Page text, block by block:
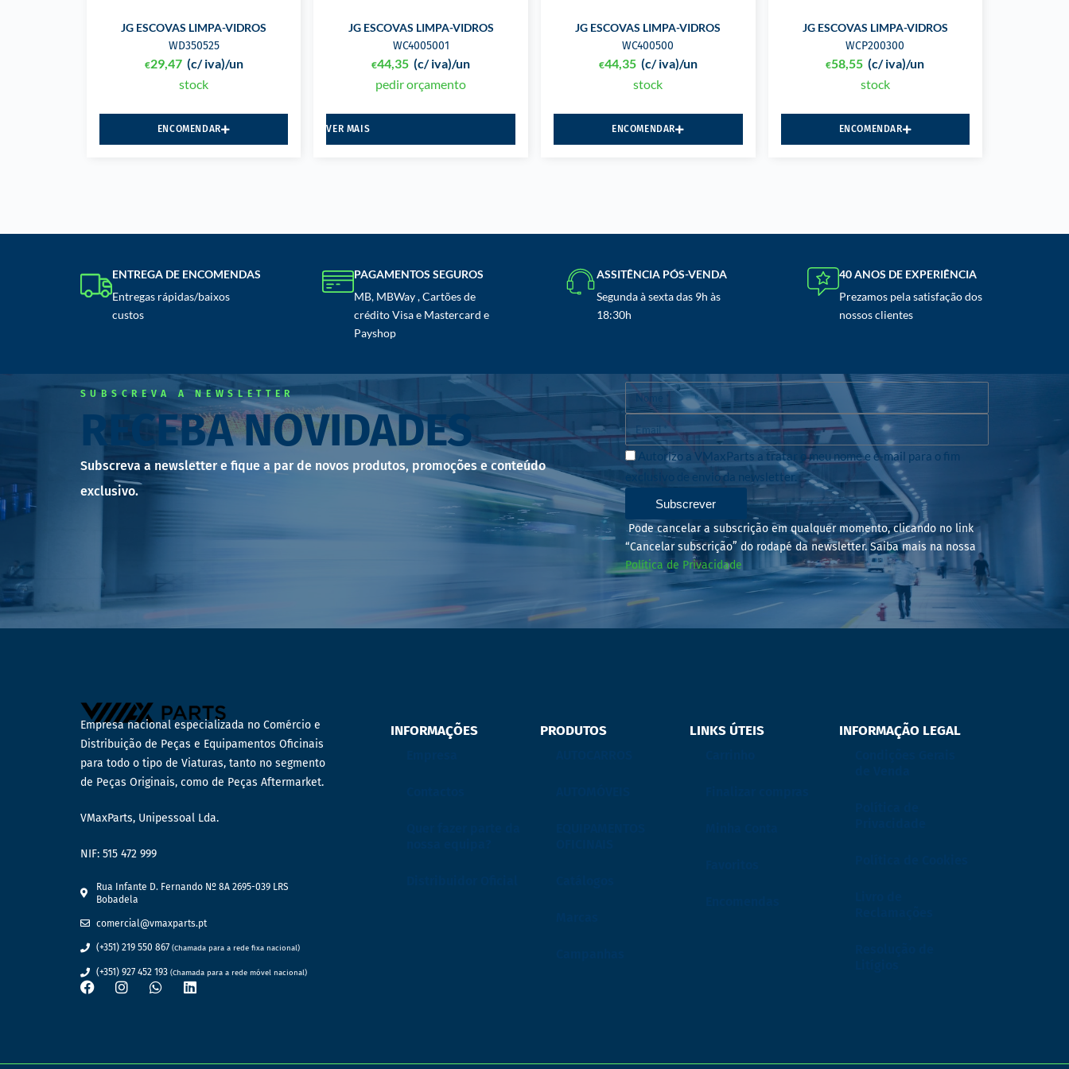
JG ESCOVAS LIMPA-VIDROS
WD350525
€29,47 (c/ iva)/un
stock
ENCOMENDAR
JG ESCOVAS LIMPA-VIDROS
WC4005001
€44,35 (c/ iva)/un
pedir orçamento
VER MAIS
JG ESCOVAS LIMPA-VIDROS
WC400500
€44,35 (c/ iva)/un
stock
ENCOMENDAR
JG ESCOVAS LIMPA-VIDROS
WCP200300
€58,55 (c/ iva)/un
stock
ENCOMENDAR
ENTREGA DE ENCOMENDAS
Entregas rápidas/baixos
custos
PAGAMENTOS SEGUROS
MB, MBWay , Cartões de
crédito Visa e Mastercard e
Payshop
ASSITÊNCIA PÓS-VENDA
Segunda à sexta das 9h às
18:30h
40 ANOS DE EXPERIÊNCIA
Prezamos pela satisfação dos
nossos clientes
SUBSCREVA A NEWSLETTER
RECEBA NOVIDADES
Subscreva a newsletter e fique a par de novos produtos, promoções e conteúdo
exclusivo.
Autorizo a VMaxParts a tratar o meu nome e e-mail para o fim
exclusivo de envio da newsletter.
Subscrever
Pode cancelar a subscrição em qualquer momento, clicando no link
“Cancelar subscrição” do rodapé da newsletter. Saiba mais na nossa
Política de Privacidade
Empresa nacional especializada no Comércio e
Distribuição de Peças e Equipamentos Oficinais
para todo o tipo de Viaturas, tanto no segmento
de Peças Originais, como de Peças Aftermarket.
VMaxParts, Unipessoal Lda.
NIF: 515 472 999
Rua Infante D. Fernando Nº 8A 2695-039 LRS
Bobadela
comercial@vmaxparts.pt
(+351) 219 550 867 (Chamada para a rede fixa nacional)
(+351) 927 452 193 (Chamada para a rede móvel nacional)
INFORMAÇÕES PRODUTOS LINKS ÚTEIS INFORMAÇÃO LEGAL